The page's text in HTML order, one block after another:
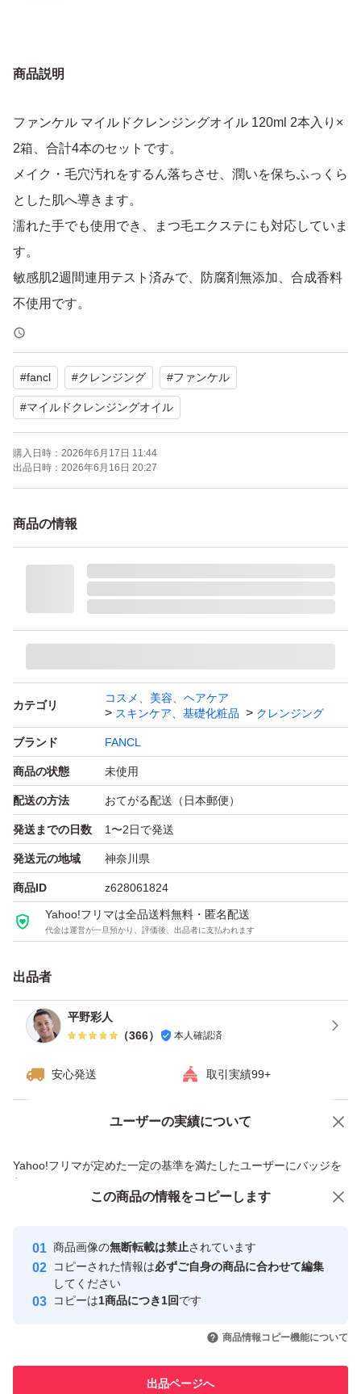
商品説明
ファンケル マイルドクレンジングオイル 120ml 2本入り×
2箱、合計4本のセットです。
メイク・毛穴汚れをするん落ちさせ、潤いを保ちふっくら
とした肌へ導きます。
濡れた手でも使用でき、まつ毛エクステにも対応していま
す。
敏感肌2週間連用テスト済みで、防腐剤無添加、合成香料
不使用です。
【ブランド】FANCL
【商品名】マイルドクレンジングオイル
【容量】120ml × 4本
【商品の状態】未使用
【その他】防腐剤無添加、合成香料不使用、濡れた手O
す。
よろしくお願いいたします。
#fancl #クレンジング #ファンケル
#マイルドクレンジングオイル
購入日時： 2026年6月17日 11:44
出品日時： 2026年6月16日 20:27
商品の情報
カテゴリ
コスメ、美容、ヘアケア
スキンケア、基礎化粧品
クレンジング
ブランド FANCL
商品の状態 未使用
配送の方法 おてがる配送（日本郵便）
発送までの日数 1〜2日で発送
発送元の地域 神奈川県
商品ID z628061824
Yahoo!フリマは全品送料無料・匿名配送
代金は運営が一旦預かり、評価後、出品者に支払われます
出品者
平野彩人
（366） 本人確認済
安心発送 取引実績99+
ユーザーの実績について
Yahoo!フリマが定めた一定の基準を満たしたユーザーにバッジを
付与しています
安心取引出品者
心・安全なユーザーです
取引実績
引を完了させた実績があります
での取引実績があります
価格の相談 商品への質問
この商品の情報をコピーします
商品画像の無断転載は禁止されています
コピーされた情報は必ずご自身の商品に合わせて編集
してください
コピーは1商品につき1回です
商品情報コピー機能について
出品ページへ
この商品をみている人にオススメ